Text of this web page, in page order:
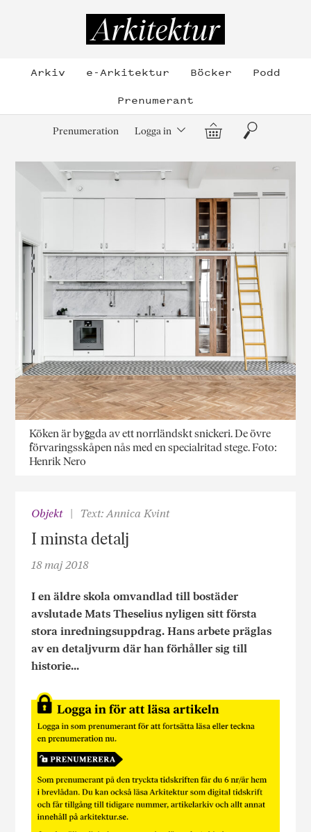
Arkiv e-Arkitektur Böcker
Podd
Prenumerant
Prenumeration Logga in Varukorg
Sök
Köken är byggda av ett norrländskt snickeri. De övre
förvaringsskåpen nås med en specialritad stege. Foto:
Henrik Nero
Objekt Text: Annica Kvint
I minsta detalj
18 maj 2018
I en äldre skola omvandlad till bostäder
avslutade Mats Theselius nyligen sitt första
stora inredningsuppdrag. Hans arbete präglas
av en detaljvurm där han förhåller sig till
historie...